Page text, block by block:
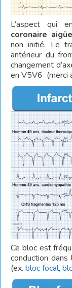
L’aspect qui
coronaire aigüe
non initié. Le
antérieur du
changement
en V5V6 (merci
Ce bloc est
conduction
(ex. bloc focal,